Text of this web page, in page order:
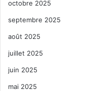
octobre 2025
septembre 2025
août 2025
juillet 2025
juin 2025
mai 2025